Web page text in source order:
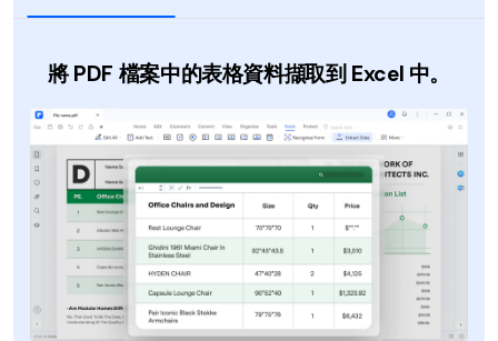
將 PDF 檔案中的表格資料擷取到 Excel 中。